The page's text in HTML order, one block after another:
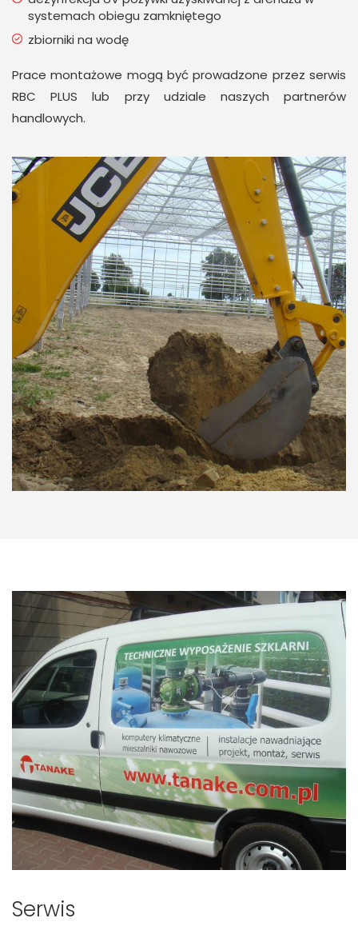
systemach obiegu zamkniętego
zbiorniki na wodę
Prace montażowe mogą być prowadzone przez serwis
RBC PLUS lub przy udziale naszych partnerów
handlowych.
Serwis